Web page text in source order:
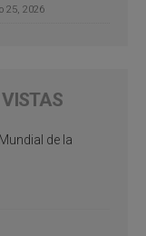
25, 2026
de la